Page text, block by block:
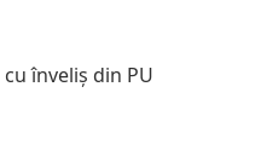
înveliș din PU